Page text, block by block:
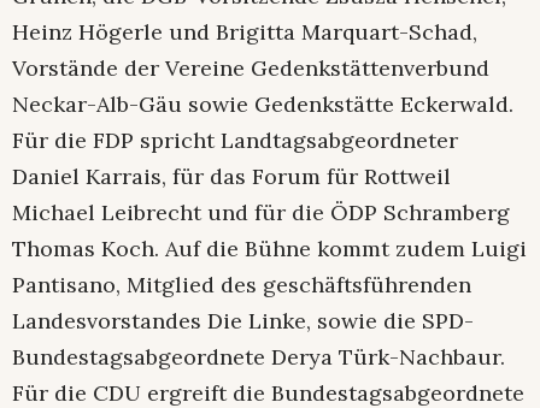
Heinz Högerle und Brigitta Marquart-Schad,
Vorstände der Vereine Gedenkstättenverbund
Neckar-Alb-Gäu sowie Gedenkstätte Eckerwald.
Für die FDP spricht Landtagsabgeordneter
Daniel Karrais, für das Forum für Rottweil
Michael Leibrecht und für die ÖDP Schramberg
Thomas Koch. Auf die Bühne kommt zudem Luigi
Pantisano, Mitglied des geschäftsführenden
Landesvorstandes Die Linke, sowie die SPD-
Bundestagsabgeordnete Derya Türk-Nachbaur.
Für die CDU ergreift die Bundestagsabgeordnete